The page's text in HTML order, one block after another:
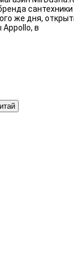
сантехники
же дня,
в